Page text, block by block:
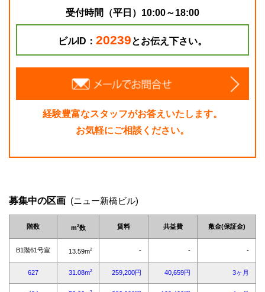
受付時間（平日）10:00～18:00
ビルID： 20239とお伝え下さい。
経験豊富なスタッフがお答えいたします。
お気軽にご相談ください。
募集中の区画 (ニュー新橋ビル)